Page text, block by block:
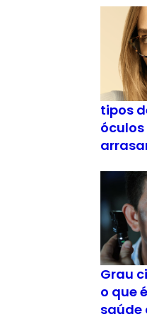
tipos
Grau
o que
saúde